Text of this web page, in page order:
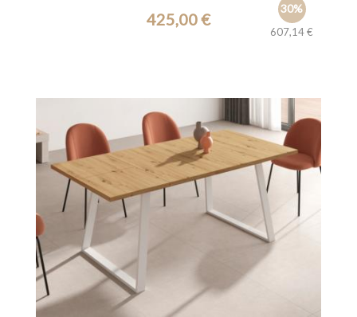
30%
607,14 €
425,00 €